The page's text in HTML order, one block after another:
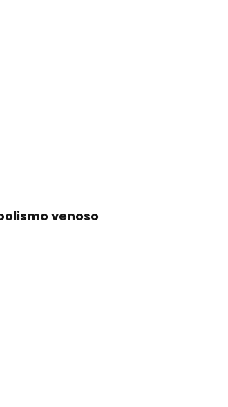
venoso